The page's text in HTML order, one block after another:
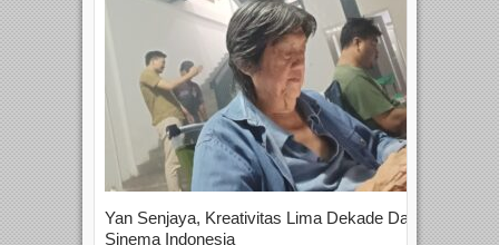
Yan Senjaya, Kreativitas Lima Dekade Dalam
Sinema Indonesia